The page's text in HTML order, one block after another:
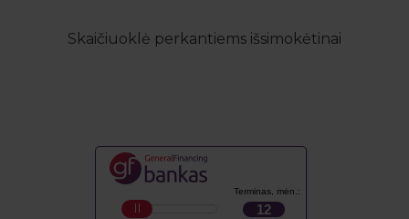
Skaičiuoklė perkantiems išsimokėtinai